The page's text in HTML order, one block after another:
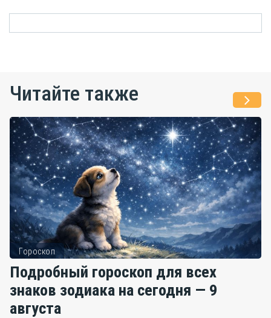
Читайте также
Гороскоп
Подробный гороскоп для всех
знаков зодиака на сегодня — 9
августа